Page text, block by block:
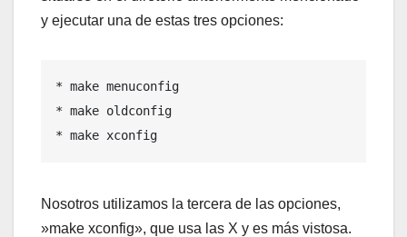
y ejecutar una de estas tres opciones:
* make menuconfig
* make oldconfig
* make xconfig
Nosotros utilizamos la tercera de las opciones,
»make xconfig», que usa las X y es más vistosa.